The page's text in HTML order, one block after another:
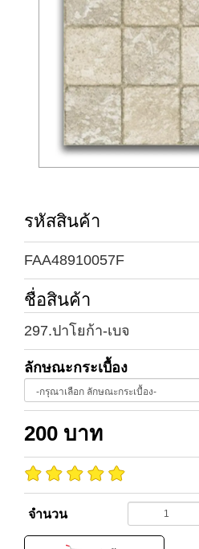
รหัสสินค้า
FAA48910057F
ชื่อสินค้า
297.ปาโยก้า-เบจ
ลักษณะกระเบื้อง
200 บาท
จำนวน